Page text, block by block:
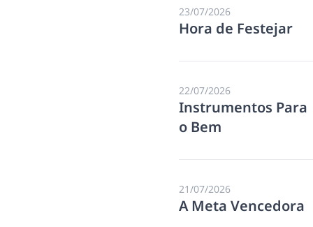
23/07/2026
Hora de Festejar
22/07/2026
Instrumentos Para
o Bem
21/07/2026
A Meta Vencedora